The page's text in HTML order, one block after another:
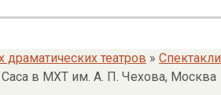
театров »
в МХТ им. А. П. Чехова, Москва